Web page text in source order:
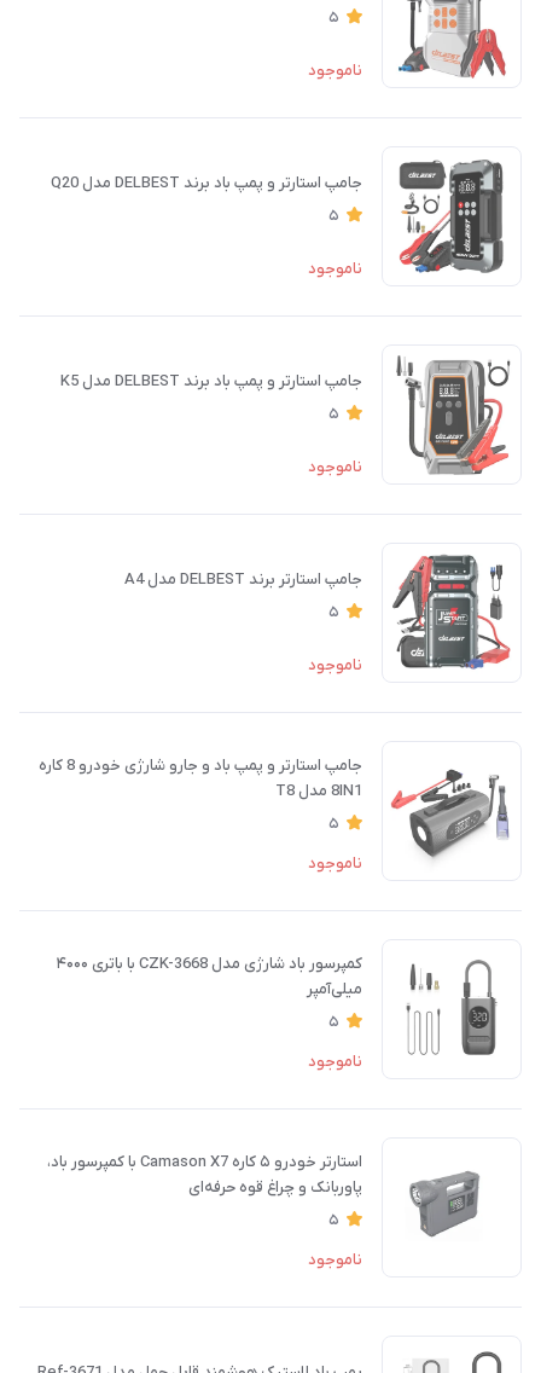
5
ناموجود
جامپ استارتر و پمپ باد برند DELBEST مدل Q20
5
ناموجود
جامپ استارتر و پمپ باد برند DELBEST مدل K5
5
ناموجود
جامپ استارتر برند DELBEST مدل A4
5
ناموجود
جامپ استارتر و پمپ باد و جارو شارژی خودرو 8 کاره
8IN1 مدل T8
5
ناموجود
کمپرسور باد شارژی مدل CZK-3668 با باتری ۴۰۰۰
میلی‌آمپر
5
ناموجود
استارتر خودرو ۵ کاره Camason X7 با کمپرسور باد،
پاوربانک و چراغ قوه حرفه‌ای
5
ناموجود